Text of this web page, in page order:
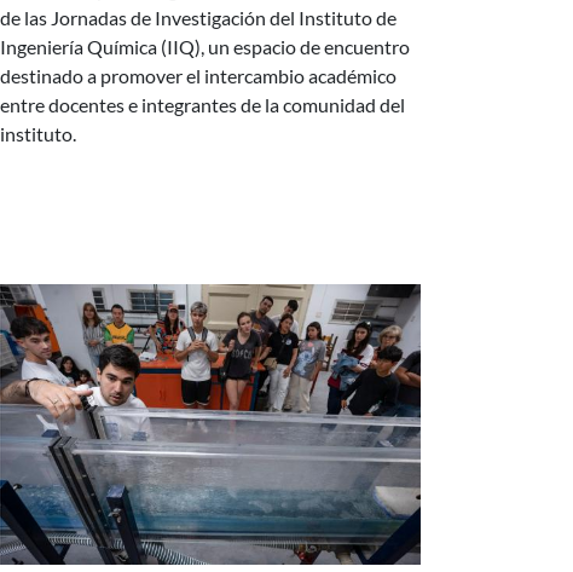
destinado a promover el intercambio académico
entre docentes e integrantes de la comunidad del
instituto.
Ciclo de visitas y charlas para
estudiantes de secundaria